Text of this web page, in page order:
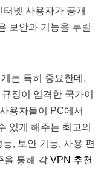
넷 사용자가 공개
보안과 기능을 누릴
는 특히 중요한데,
정이 엄격한 국가이
용자들이 PC에서
있게 해주는 최고의
, 보안 기능, 사용 편
을 통해 각 VPN 추천